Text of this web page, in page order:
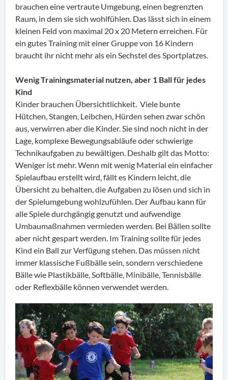
brauchen eine vertraute Umgebung, einen begrenzten
Raum, in dem sie sich wohlfühlen. Das lässt sich in einem
kleinen Feld von maximal 20 x 20 Metern erreichen. Für
ein gutes Training mit einer Gruppe von 16 Kindern
braucht ihr nicht mehr als ein Sechstel des Sportplatzes.
Wenig Trainingsmaterial nutzen, aber 1 Ball für jedes
Kind
Kinder brauchen Übersichtlichkeit. Viele bunte
Hütchen, Stangen, Leibchen, Hürden sehen zwar schön
aus, verwirren aber die Kinder. Sie sind noch nicht in der
Lage, komplexe Bewegungsabläufe oder schwierige
Technikaufgaben zu bewältigen. Deshalb gilt das Motto:
Weniger ist mehr. Wenn mit wenig Material ein einfacher
Spielaufbau erstellt wird, fällt es Kindern leicht, die
Übersicht zu behalten, die Aufgaben zu lösen und sich in
der Spielumgebung wohlzufühlen. Der Aufbau kann für
alle Spiele durchgängig genutzt und aufwendige
Umbaumaßnahmen vermieden werden. Bei Bällen sollte
aber nicht gespart werden. Im Training sollte für jedes
Kind ein Ball zur Verfügung stehen. Das müssen nicht
immer klassische Fußbälle sein, sondern verschiedene
Bälle wie Plastikbälle, Softbälle, Minibälle, Tennisbälle
oder Reflexbälle können verwendet werden.